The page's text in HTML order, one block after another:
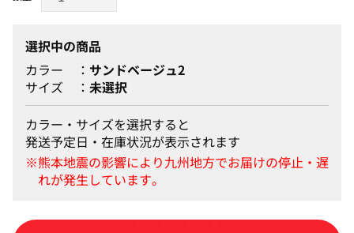
選択中の商品
カラー
サンドベージュ2
サイズ
未選択
カラー・サイズを選択すると
発送予定日・在庫状況が表示されます